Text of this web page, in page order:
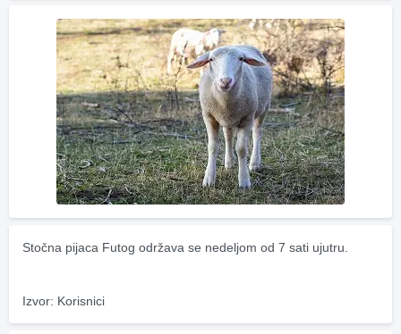
Stočna pijaca Futog održava se nedeljom od 7 sati ujutru.
Izvor: Korisnici